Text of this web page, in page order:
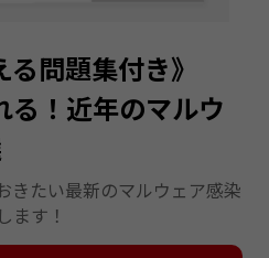
る問題集付き》
る！近年のマルウ
きたい最新のマルウェア感染
ます！